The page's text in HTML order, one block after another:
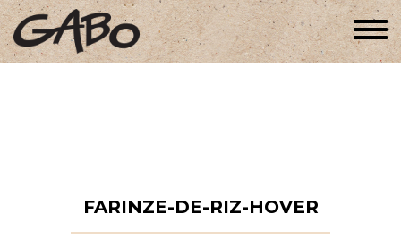
FARINZE-DE-RIZ-HOVER